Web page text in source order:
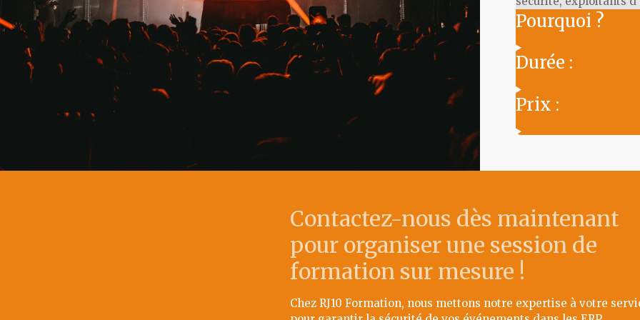
Pourquoi ?
Durée :
Prix :
Contactez-nous dès maintenant
pour organiser une session de
formation sur mesure !
Chez RJ10 Formation, nous mettons notre expertise à votre